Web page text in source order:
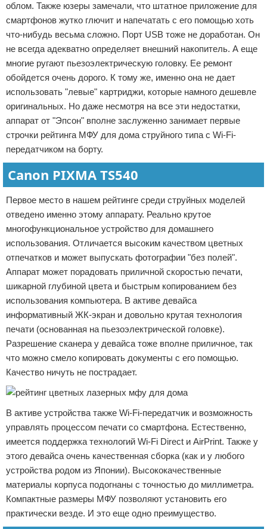
облом. Также юзеры замечали, что штатное приложение для
смартфонов жутко глючит и напечатать с его помощью хоть
что-нибудь весьма сложно. Порт USB тоже не доработан. Он
не всегда адекватно определяет внешний накопитель. А еще
многие ругают пьезоэлектрическую головку. Ее ремонт
обойдется очень дорого. К тому же, именно она не дает
использовать "левые" картриджи, которые намного дешевле
оригинальных. Но даже несмотря на все эти недостатки,
аппарат от "Эпсон" вполне заслуженно занимает первые
строчки рейтинга МФУ для дома струйного типа с Wi-Fi-
передатчиком на борту.
Canon PIXMA TS540
Первое место в нашем рейтинге среди струйных моделей
отведено именно этому аппарату. Реально крутое
многофункциональное устройство для домашнего
использования. Отличается высоким качеством цветных
отпечатков и может выпускать фотографии "без полей".
Аппарат может порадовать приличной скоростью печати,
шикарной глубиной цвета и быстрым копированием без
использования компьютера. В активе девайса
информативный ЖК-экран и довольно крутая технология
печати (основанная на пьезоэлектрической головке).
Разрешение сканера у девайса тоже вполне приличное, так
что можно смело копировать документы с его помощью.
Качество ничуть не пострадает.
В активе устройства также Wi-Fi-передатчик и возможность
управлять процессом печати со смартфона. Естественно,
имеется поддержка технологий Wi-Fi Direct и AirPrint. Также у
этого девайса очень качественная сборка (как и у любого
устройства родом из Японии). Высококачественные
материалы корпуса подогнаны с точностью до миллиметра.
Компактные размеры МФУ позволяют установить его
практически везде. И это еще одно преимущество.